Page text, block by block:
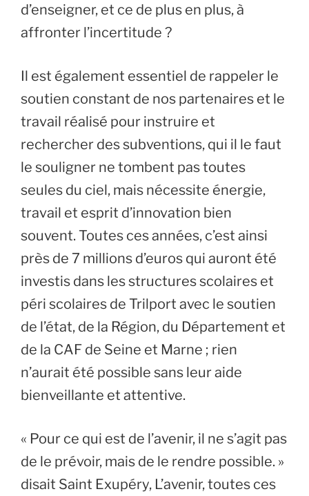
d’enseigner, et ce de plus en plus, à
affronter l’incertitude ?
Il est également essentiel de rappeler le
soutien constant de nos partenaires et le
travail réalisé pour instruire et
rechercher des subventions, qui il le faut
le souligner ne tombent pas toutes
seules du ciel, mais nécessite énergie,
travail et esprit d’innovation bien
souvent. Toutes ces années, c’est ainsi
près de 7 millions d’euros qui auront été
investis dans les structures scolaires et
péri scolaires de Trilport avec le soutien
de l’état, de la Région, du Département et
de la CAF de Seine et Marne ; rien
n’aurait été possible sans leur aide
bienveillante et attentive.
« Pour ce qui est de l’avenir, il ne s’agit pas
de le prévoir, mais de le rendre possible. »
disait Saint Exupéry, L’avenir, toutes ces